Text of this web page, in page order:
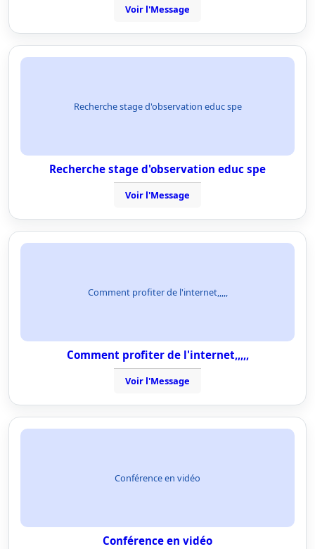
Voir l'Message
Recherche stage d'observation educ spe
Recherche stage d'observation educ spe
Voir l'Message
Comment profiter de l'internet,,,,,
Comment profiter de l'internet,,,,,
Voir l'Message
Conférence en vidéo
Conférence en vidéo